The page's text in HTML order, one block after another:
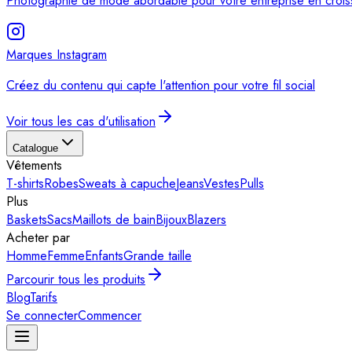
Marques Instagram
Créez du contenu qui capte l'attention pour votre fil social
Voir tous les cas d'utilisation
Catalogue
Vêtements
T-shirtsRobesSweats à capucheJeansVestesPulls
Plus
BasketsSacsMaillots de bainBijouxBlazers
Acheter par
HommeFemmeEnfantsGrande taille
Parcourir tous les produits
BlogTarifs
Se connecterCommencer